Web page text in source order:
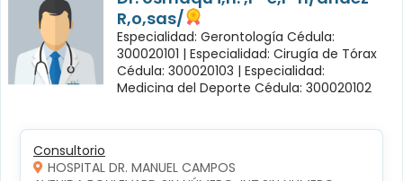
R,o,sas/
Especialidad: Gerontología Cédula:
300020101 | Especialidad: Cirugía de Tórax
Cédula: 300020103 | Especialidad:
Medicina del Deporte Cédula: 300020102
Consultorio
HOSPITAL DR. MANUEL CAMPOS